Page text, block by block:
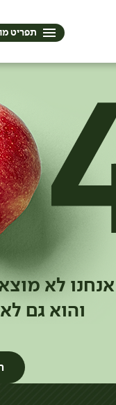
תפריט
אנחנו לא
והוא גם